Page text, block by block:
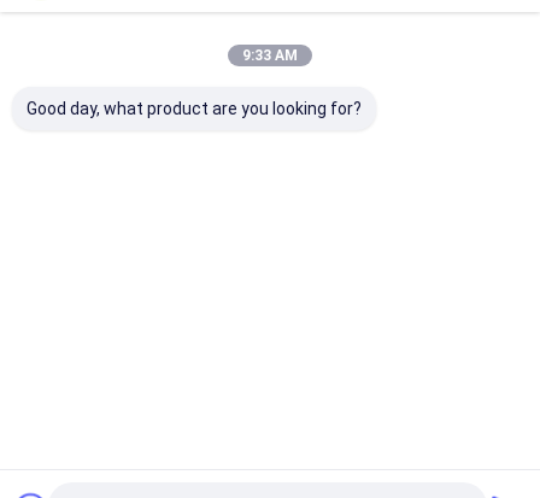
9:33 AM
Good day, what product are you looking for?